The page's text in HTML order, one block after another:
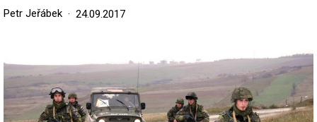
Petr Jeřábek 24.09.2017